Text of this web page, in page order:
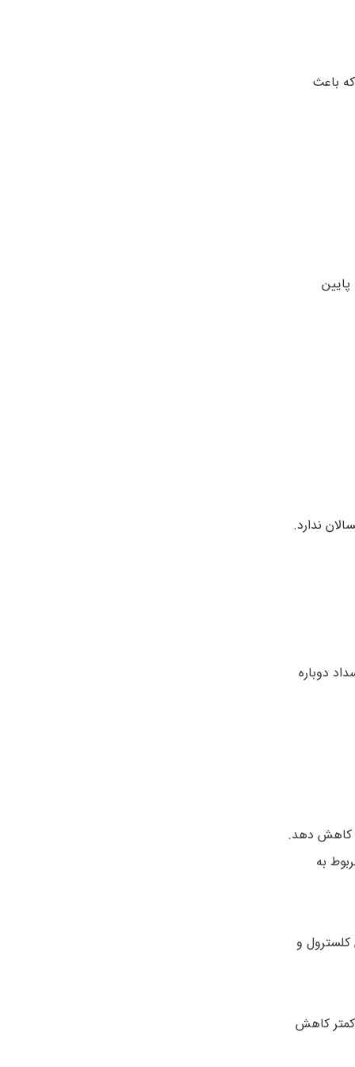
که باعث
را پایین
اسید فولیک و ب 6 می تواند خطر انسداد دوباره
عصبی مربوط به
و
کمتر کاهش